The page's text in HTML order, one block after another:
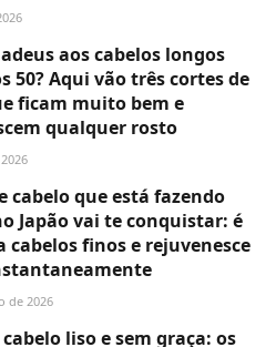
aos cabelos longos
50? Aqui vão três cortes de
ficam muito bem e
qualquer rosto
cabelo que está fazendo
Japão vai te conquistar: é
cabelos finos e rejuvenesce
de 2026
liso e sem graça: os